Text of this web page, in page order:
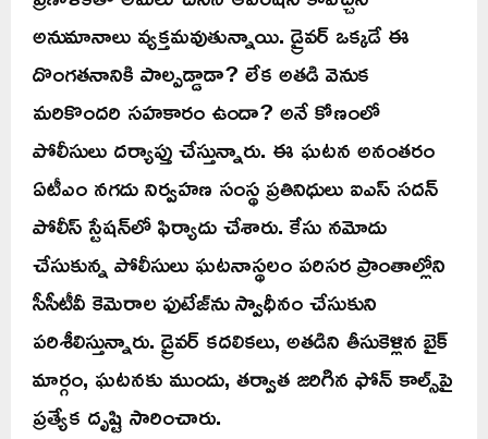
అనుమానాలు వ్యక్తమవుతున్నాయి. డ్రైవర్ ఒక్కడే ఈ
దొంగతనానికి పాల్పడ్డాడా? లేక అతడి వెనుక
మరికొందరి సహకారం ఉందా? అనే కోణంలో
పోలీసులు దర్యాప్తు చేస్తున్నారు. ఈ ఘటన అనంతరం
ఏటీఎం నగదు నిర్వహణ సంస్థ ప్రతినిధులు ఐఎస్ సదన్
పోలీస్ స్టేషన్‌లో ఫిర్యాదు చేశారు. కేసు నమోదు
చేసుకున్న పోలీసులు ఘటనాస్థలం పరిసర ప్రాంతాల్లోని
సీసీటీవీ కెమెరాల ఫుటేజ్‌ను స్వాధీనం చేసుకుని
పరిశీలిస్తున్నారు. డ్రైవర్ కదలికలు, అతడిని తీసుకెళ్లిన బైక్
మార్గం, ఘటనకు ముందు, తర్వాత జరిగిన ఫోన్ కాల్స్‌పై
ప్రత్యేక దృష్టి సారించారు.